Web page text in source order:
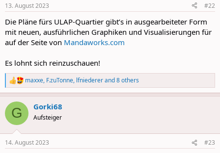
s
13. August 2023 #22
Die Pläne fürs ULAP-Quartier gibt’s in ausgearbeiteter Form
mit neuen, ausführlichen Graphiken und Visualisierungen für
auf der Seite von Mandaworks.com
Es lohnt sich reinzuschauen!
R
e
a
c
i
s
maxxe, F.zuTonne, lfniedererand 8 others
G Gorki68
Aufsteiger
14. August 2023 #23